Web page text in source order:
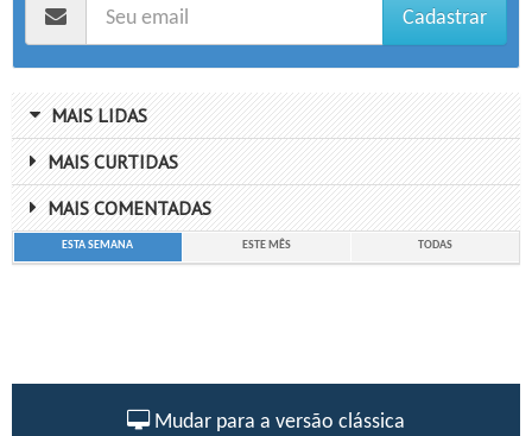
Cadastrar
MAIS LIDAS
MAIS CURTIDAS
MAIS COMENTADAS
ESTA SEMANA ESTE MÊS TODAS
Mudar para a versão clássica